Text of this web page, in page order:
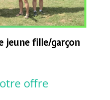
jeune fille/garçon
offre